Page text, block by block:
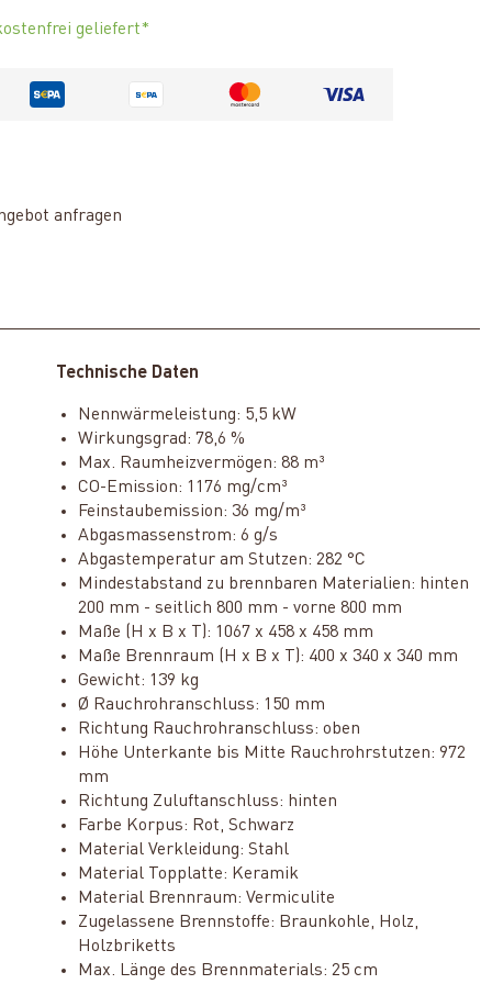
geliefert*
anfragen
Technische Daten
Nennwärmeleistung: 5,5 kW
Wirkungsgrad: 78,6 %
Max. Raumheizvermögen: 88 m³
CO-Emission: 1176 mg/cm³
Feinstaubemission: 36 mg/m³
Abgasmassenstrom: 6 g/s
Abgastemperatur am Stutzen: 282 °C
Mindestabstand zu brennbaren Materialien: hinten
200 mm - seitlich 800 mm - vorne 800 mm
Maße (H x B x T): 1067 x 458 x 458 mm
Maße Brennraum (H x B x T): 400 x 340 x 340 mm
Gewicht: 139 kg
Ø Rauchrohranschluss: 150 mm
Richtung Rauchrohranschluss: oben
Höhe Unterkante bis Mitte Rauchrohrstutzen: 972
mm
Richtung Zuluftanschluss: hinten
Farbe Korpus: Rot, Schwarz
Material Verkleidung: Stahl
Material Topplatte: Keramik
Material Brennraum: Vermiculite
Zugelassene Brennstoffe: Braunkohle, Holz,
Holzbriketts
Max. Länge des Brennmaterials: 25 cm